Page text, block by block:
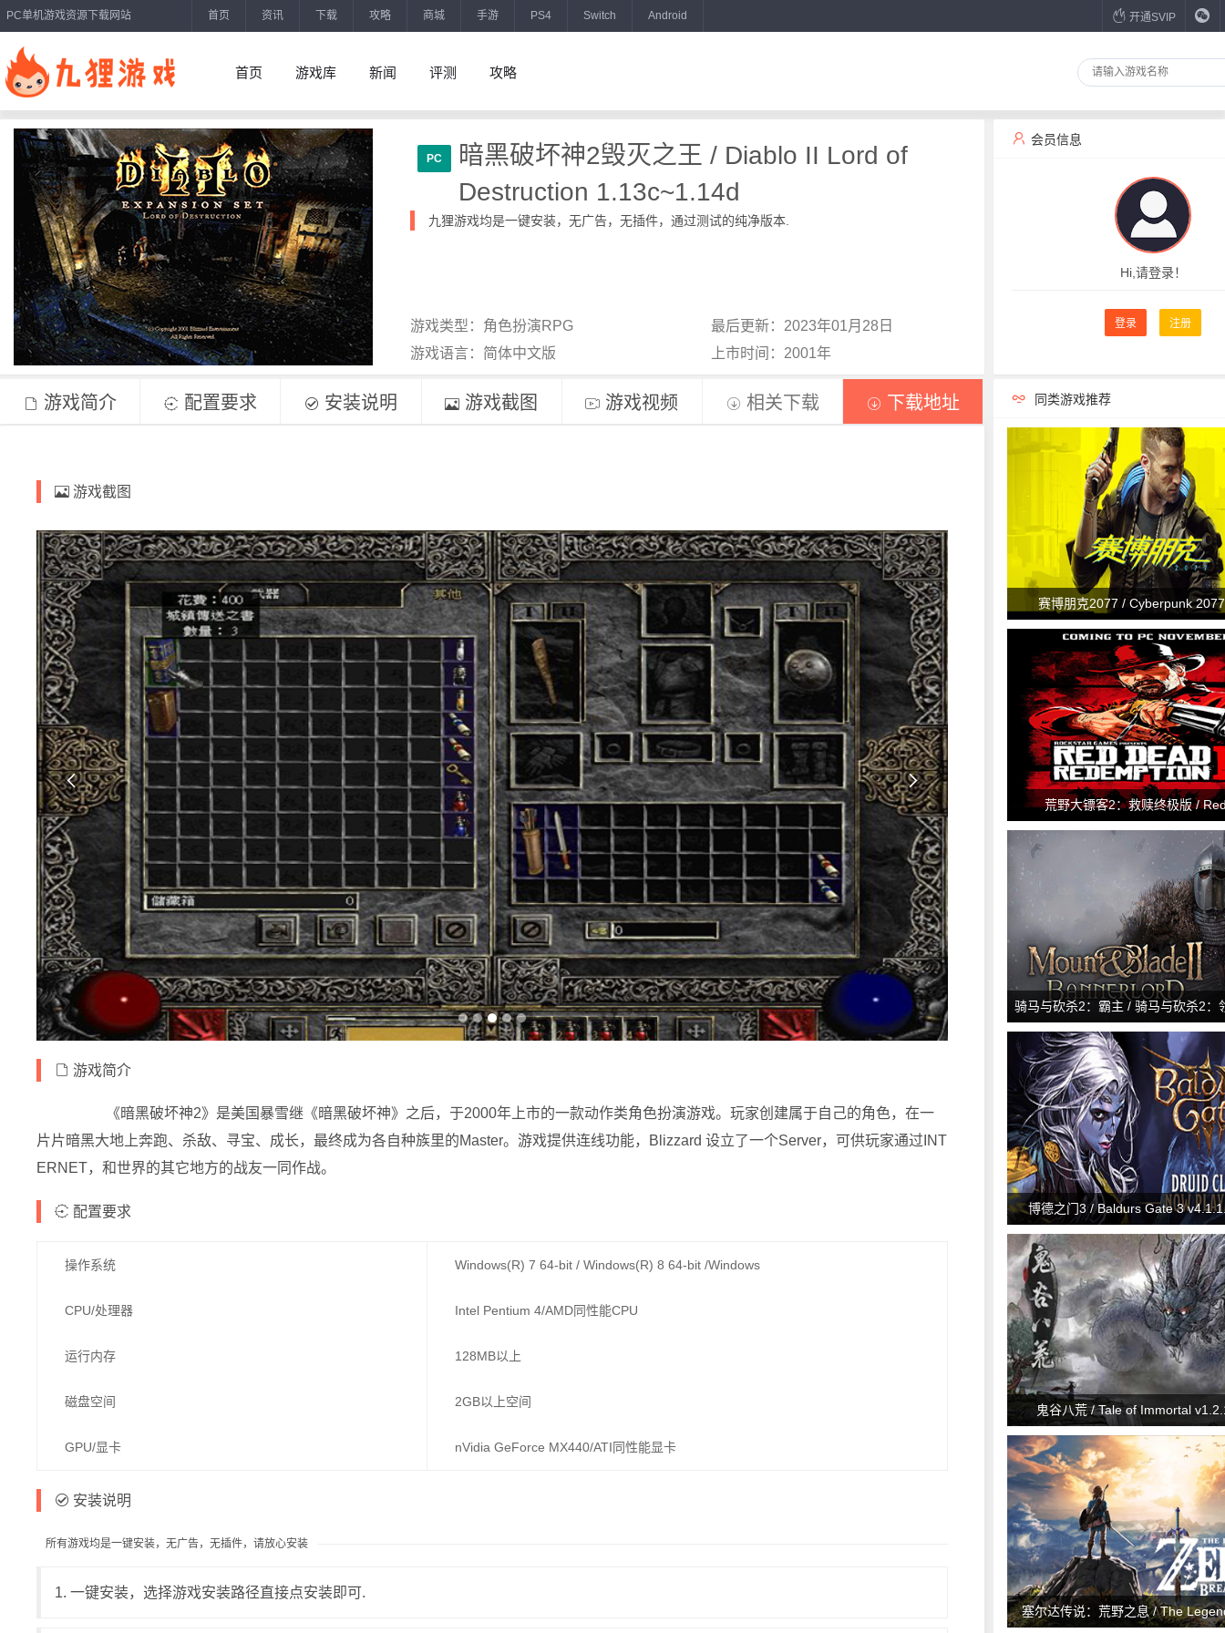
PC单机游戏资源下载网站 首页 资讯 下载 攻略 商城 手游 PS4 Switch Android 开通SVIP
首页 游戏库 新闻 评测 攻略
PC
暗黑破坏神2毁灭之王 / Diablo II Lord of
Destruction 1.13c~1.14d
九狸游戏均是一键安装，无广告，无插件，通过测试的纯净版本.
游戏类型：角色扮演RPG
最后更新：2023年01月28日
游戏语言：简体中文版
上市时间：2001年
会员信息
Hi,请登录！
登录 注册
游戏简介 配置要求 安装说明 游戏截图 游戏视频 相关下载 下载地址
游戏截图
 
游戏简介
《暗黑破坏神2》是美国暴雪继《暗黑破坏神》之后，于2000年上市的一款动作类角色扮演游戏。玩家创建属于自己的角色，在一
片片暗黑大地上奔跑、杀敌、寻宝、成长，最终成为各自种族里的Master。游戏提供连线功能，Blizzard 设立了一个Server，可供玩家通过INT
ERNET，和世界的其它地方的战友一同作战。
配置要求
操作系统 Windows(R) 7 64-bit / Windows(R) 8 64-bit /Windows
CPU/处理器 Intel Pentium 4/AMD同性能CPU
运行内存 128MB以上
磁盘空间 2GB以上空间
GPU/显卡 nVidia GeForce MX440/ATI同性能显卡
安装说明
所有游戏均是一键安装，无广告，无插件，请放心安装
1. 一键安装，选择游戏安装路径直接点安装即可.
同类游戏推荐
赛博朋克2077 / Cyberpunk
荒野大镖客2：救赎终极版 /
Redemption 2: Ultimate Edition
骑马与砍杀2：霸主 / 骑马与砍杀2：
&amp; Blade II: Bannerlord
博德之门3 / Baldurs Gate 3
鬼谷八荒 / Tale of Immortal
塞尔达传说：荒野之息 / The